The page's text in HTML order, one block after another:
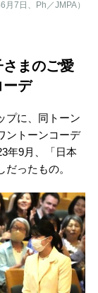
7日、Ph／JMPA）
まのご愛
ーデ
プに、同トーン
ントーンコーデ
年9月、「日本
ったもの。